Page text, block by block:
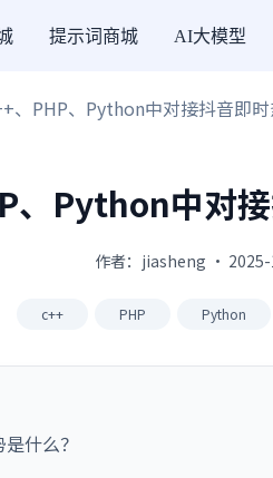
提示词商城 AI大模型
、PHP、Python中对接抖音即
、Python中对
作者：jiasheng ·
c++ PHP Python
什么？